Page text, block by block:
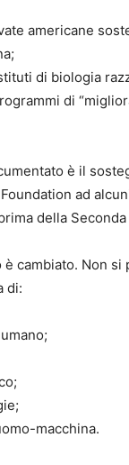
americane
di biologia
di
è il
ad
della
cambiato. Non si
di:
macchina.